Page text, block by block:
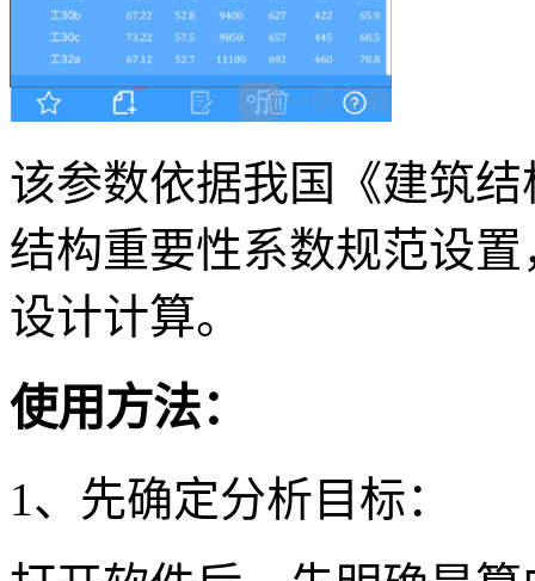
该参数依据我国《建筑
结构重要性系数规范设
设计计算。
使用方法：
1、先确定分析目标：